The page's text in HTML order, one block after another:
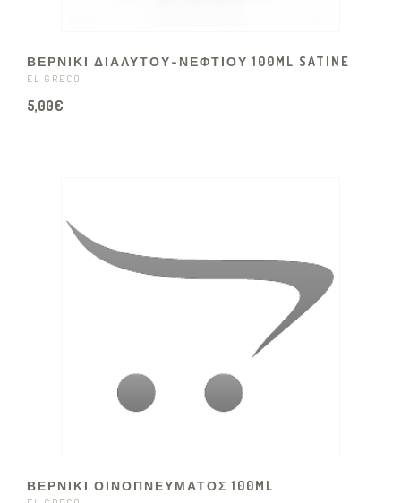
ΒΕΡΝΙΚΙ ΔΙΑΛΥΤΟΥ-ΝΕΦΤΙΟΥ 100ML SATINE
EL GRECO
5,00€
ΒΕΡΝΙΚΙ ΟΙΝΟΠΝΕΥΜΑΤΟΣ 100ML